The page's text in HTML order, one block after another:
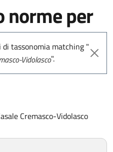
norme per
tassonomia matching "
Vidolasco".
Cremasco-Vidolasco